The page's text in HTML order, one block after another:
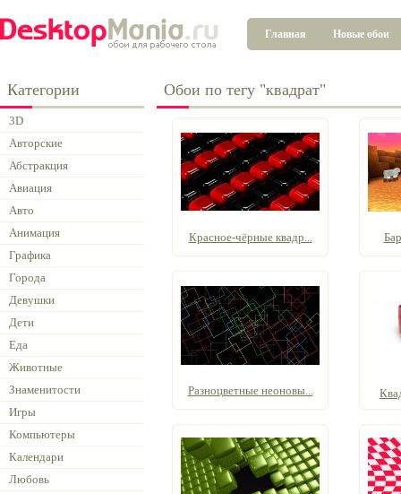
Главная Новые обои
Категории
3D
Авторские
Абстракция
Авиация
Авто
Анимация
Графика
Города
Девушки
Дети
Еда
Животные
Знаменитости
Игры
Компьютеры
Календари
Любовь
Обои по тегу "квадрат"
Красное-чёрные квадр...
Разноцветные неоновы...